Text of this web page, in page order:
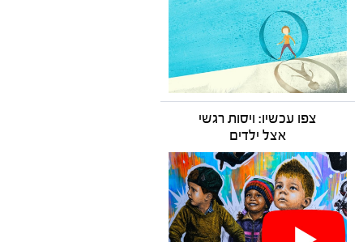
צפו עכשיו: ויסות רגשי
אצל ילדים